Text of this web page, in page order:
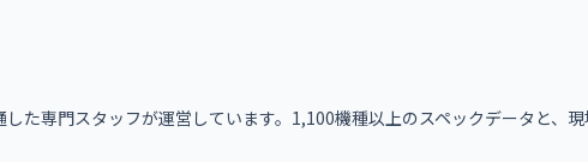
た専門スタッフが運営しています。1,100機種以上のスペックデータと、